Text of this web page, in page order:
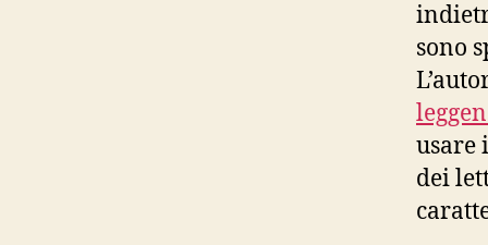
sono
usare
dei